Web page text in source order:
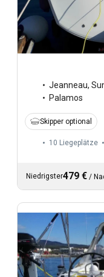
Jeanneau,
Palamos
Skipper optional
10 Liegeplätze
Niedrigster479 € /